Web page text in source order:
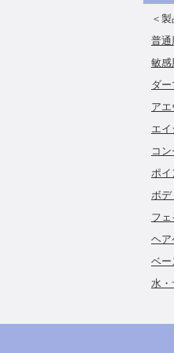
＜
普通
敏感
ダ
ア
エ
コ
ポイ
ボデ
フ
ヘア
ベー
水・